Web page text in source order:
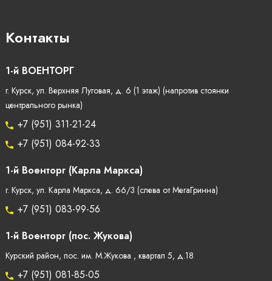
Контакты
1-й ВОЕНТОРГ
г. Курск, ул. Верхняя Луговая, д. 6 (1 этаж) (напротив стоянки
центрального рынка)
+7 (951) 311-21-24
+7 (951) 084-92-33
1-й Военторг (Карла Маркса)
г. Курск, ул. Карла Маркса, д. 66/3 (слева от МегаГринна)
+7 (951) 083-99-56
1-й Военторг (пос. Жукова)
Курский район, пос. им. М.Жукова , квартал 5, д.18
+7 (951) 081-85-05